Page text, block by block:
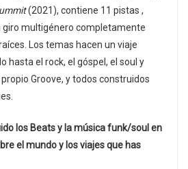
(2021), contiene 11 pistas ,
giro multigénero completamente
Los temas hacen un viaje
hasta el rock, el góspel, el soul y
Groove, y todos construidos
los Beats y la música funk/soul en
el mundo y los viajes que has